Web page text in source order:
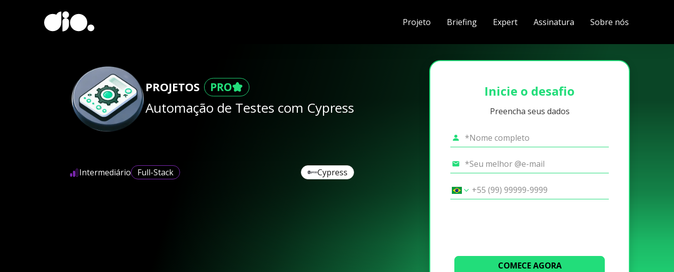
Projeto Briefing Expert Assinatura Sobre nós
PROJETOS
Automação de Testes com Cypress
Intermediário Full-Stack Cypress
Inicie o desafio
Preencha seus dados
COMECE AGORA